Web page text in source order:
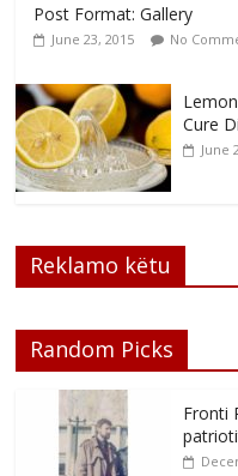
Post Format: Gallery
June 23, 2015 No
Cure
June
Reklamo këtu
Random Picks
Fronti